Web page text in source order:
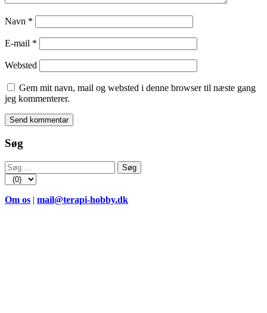
Navn *
E-mail *
Websted
Gem mit navn, mail og websted i denne browser til næste gang
jeg kommenterer.
Søg
Søg
efter:
Om os | mail@terapi-hobby.dk